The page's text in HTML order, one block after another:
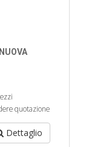
quotazione
Dettaglio